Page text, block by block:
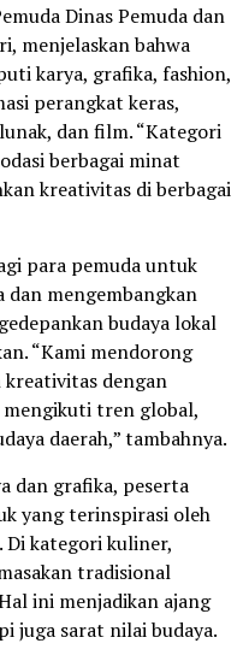
Dinas Pemuda dan
menjelaskan bahwa
karya, grafika, fashion,
perangkat keras,
dan film. “Kategori
berbagai minat
kreativitas di berbagai
para pemuda untuk
dan mengembangkan
budaya lokal
“Kami mendorong
dengan
tren global,
daerah,” tambahnya.
dan grafika, peserta
yang terinspirasi oleh
Di kategori kuliner,
tradisional
ini menjadikan ajang
juga sarat nilai budaya.